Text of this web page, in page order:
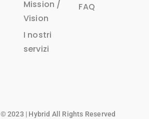
Mission /
Vision
I nostri
servizi
FAQ
© 2023 | Hybrid All Rights Reserved